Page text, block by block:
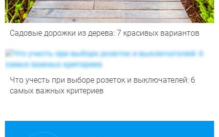
Садовые дорожки из дерева: 7 красивых вариантов
Что учесть при выборе розеток и выключателей: 6
самых важных критериев